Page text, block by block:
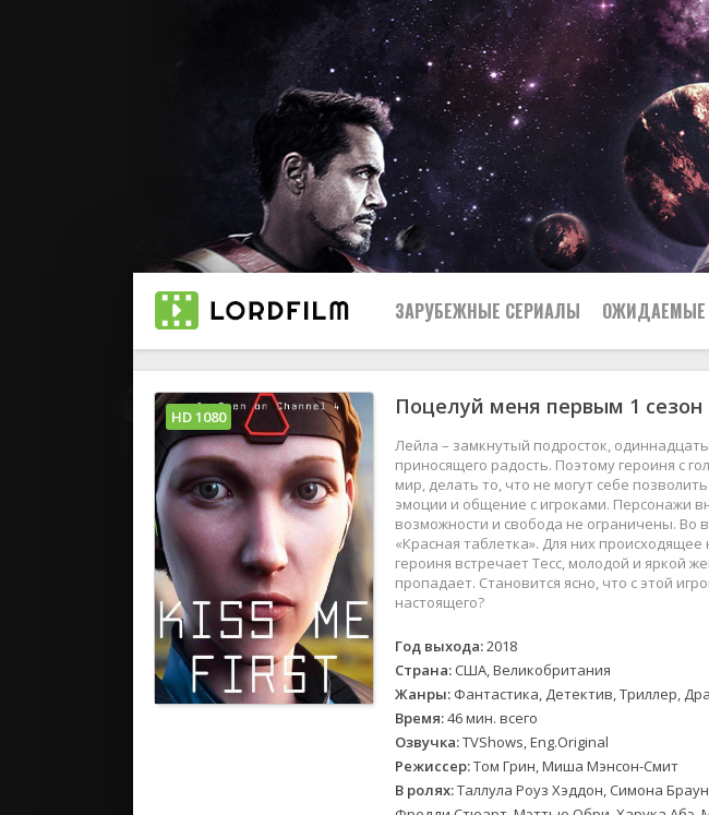
ЗАРУБЕЖНЫЕ СЕРИАЛЫ
Все
2019
2018
2017
Великобритания
Испания
Корея Южная
Канада
Индия
Франция
Боевики
Детективы
Драмы
ОЖИДАЕМЫЕ
Поцелуй меня первым 1 сезон
Лейла – замкнутый подросток,
приносящего радость. Поэтому героиня с
мир, делать то, что не могут себе
эмоции и общение с игроками. Персонажи
возможности и свобода не ограничены. Во
«Красная таблетка». Для них
героиня встречает Тесс, молодой и яркой
пропадает. Становится ясно, что с этой
настоящего?
Год выхода:2018
Страна: США, Великобритания
Жанры: Фантастика, Детектив, Триллер,
Время:46 мин. всего
Озвучка:TVShows, Eng.Original
Режиссер:Том Грин, Миша Мэнсон-Смит
В ролях:Таллула Роуз Хэддон, Симона
HD 1080